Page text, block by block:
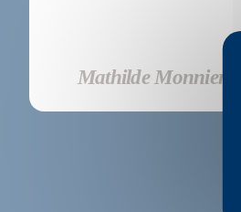
Mathilde Monnier